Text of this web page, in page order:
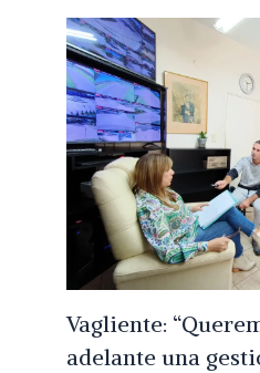
Vagliente:
adelante una